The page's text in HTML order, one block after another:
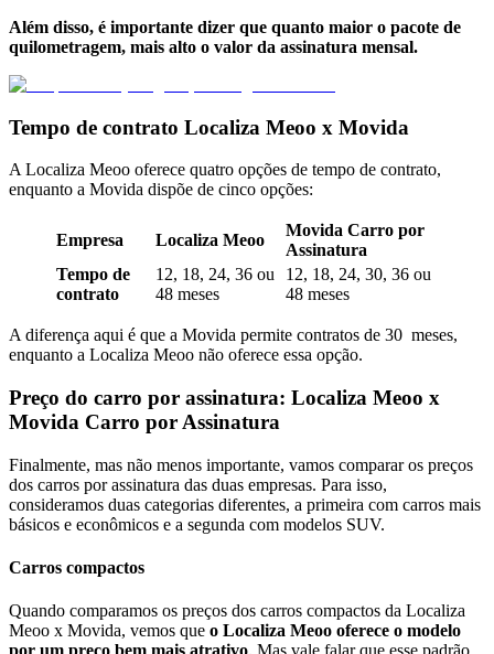
Além disso, é importante dizer que quanto maior o pacote de
quilometragem, mais alto o valor da assinatura mensal.
Tempo de contrato Localiza Meoo x Movida
A Localiza Meoo oferece quatro opções de tempo de contrato,
enquanto a Movida dispõe de cinco opções:
Empresa Localiza Meoo
Movida Carro por
Assinatura
Tempo de
contrato
12, 18, 24, 36 ou
48 meses
12, 18, 24, 30, 36 ou
48 meses
A diferença aqui é que a Movida permite contratos de 30 meses,
enquanto a Localiza Meoo não oferece essa opção.
Preço do carro por assinatura: Localiza Meoo x
Movida Carro por Assinatura
Finalmente, mas não menos importante, vamos comparar os preços
dos carros por assinatura das duas empresas. Para isso,
consideramos duas categorias diferentes, a primeira com carros mais
básicos e econômicos e a segunda com modelos SUV.
Carros compactos
Quando comparamos os preços dos carros compactos da Localiza
Meoo x Movida, vemos que o Localiza Meoo oferece o modelo